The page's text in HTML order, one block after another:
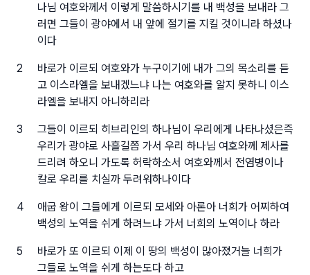
나님 여호와께서 이렇게 말씀하시기를 내 백성을 보내라 그
러면 그들이 광야에서 내 앞에 절기를 지킬 것이니라 하셨나
이다
2
바로가 이르되 여호와가 누구이기에 내가 그의 목소리를 듣
고 이스라엘을 보내겠느냐 나는 여호와를 알지 못하니 이스
라엘을 보내지 아니하리라
3
그들이 이르되 히브리인의 하나님이 우리에게 나타나셨은즉
우리가 광야로 사흘길쯤 가서 우리 하나님 여호와께 제사를
드리려 하오니 가도록 허락하소서 여호와께서 전염병이나
칼로 우리를 치실까 두려워하나이다
4
애굽 왕이 그들에게 이르되 모세와 아론아 너희가 어찌하여
백성의 노역을 쉬게 하려느냐 가서 너희의 노역이나 하라
5
바로가 또 이르되 이제 이 땅의 백성이 많아졌거늘 너희가
그들로 노역을 쉬게 하는도다 하고